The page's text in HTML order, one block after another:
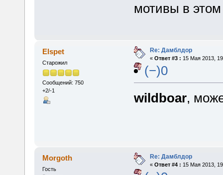
мотивы в
Elspet
Старожил
Сообщений: 750
+2/-1
Re: Дамблдор
« Ответ #3 : 15 Мая 2013,
(−)0
wildboar,
Morgoth
Гость
Re: Дамблдор
« Ответ #4 : 15 Мая 2013,